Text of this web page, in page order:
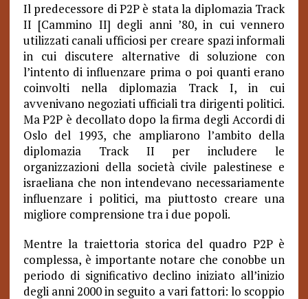
Il predecessore di P2P è stata la diplomazia Track
II [Cammino II] degli anni ’80, in cui vennero
utilizzati canali ufficiosi per creare spazi informali
in cui discutere alternative di soluzione con
l’intento di influenzare prima o poi quanti erano
coinvolti nella diplomazia Track I, in cui
avvenivano negoziati ufficiali tra dirigenti politici.
Ma P2P è decollato dopo la firma degli Accordi di
Oslo del 1993, che ampliarono l’ambito della
diplomazia Track II per includere le
organizzazioni della società civile palestinese e
israeliana che non intendevano necessariamente
influenzare i politici, ma piuttosto creare una
migliore comprensione tra i due popoli.
Mentre la traiettoria storica del quadro P2P è
complessa, è importante notare che conobbe un
periodo di significativo declino iniziato all’inizio
degli anni 2000 in seguito a vari fattori: lo scoppio